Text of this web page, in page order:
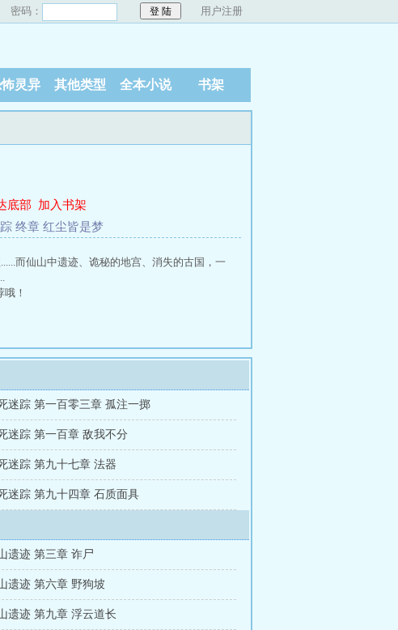
密码： 用户注册
灵异 其他类型 全本小说 书架
底部
加入书架
终章 红尘皆是梦
而仙山中遗迹、诡秘的地宫、消失的古国，一
！
迷踪 第一百零三章 孤注一掷
迷踪 第一百章 敌我不分
迷踪 第九十七章 法器
迷踪 第九十四章 石质面具
遗迹 第三章 诈尸
遗迹 第六章 野狗坡
遗迹 第九章 浮云道长